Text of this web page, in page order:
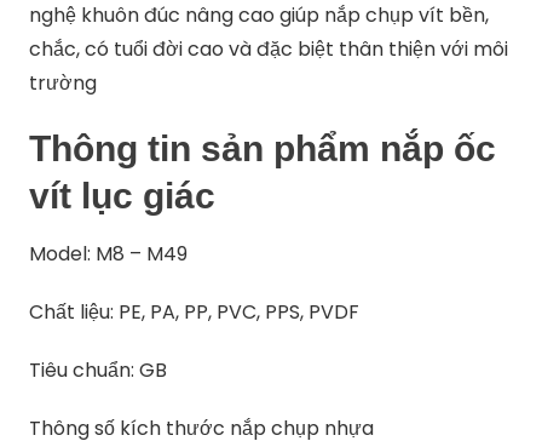
nghệ khuôn đúc nâng cao giúp nắp chụp vít bền,
chắc, có tuổi đời cao và đặc biệt thân thiện với môi
trường
Thông tin sản phẩm nắp ốc
vít lục giác
Model: M8 – M49
Chất liệu: PE, PA, PP, PVC, PPS, PVDF
Tiêu chuẩn: GB
Thông số kích thước nắp chụp nhựa